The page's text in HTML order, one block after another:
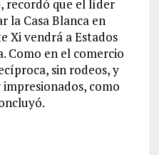
recordó que el líder
la Casa Blanca en
Xi vendrá a Estados
Como en el comercio
sin rodeos, y
como